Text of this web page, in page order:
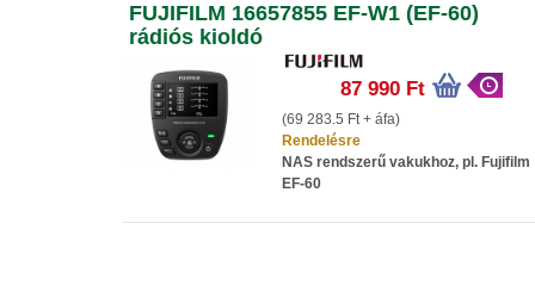
FUJIFILM 16657855 EF-W1 (EF-60)
rádiós kioldó
87 990 Ft
(69 283.5 Ft + áfa)
Rendelésre
NAS rendszerű vakukhoz, pl. Fujifilm
EF-60